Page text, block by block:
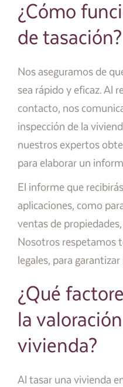
¿Cómo
de tasación?
Nos aseguramos de
sea rápido y eficaz. Al
contacto, nos
inspección de la
nuestros expertos
para elaborar un
El informe que
aplicaciones, como
ventas de
Nosotros respetamos
legales, para
¿Qué
la
vivienda?
Al tasar una vivienda